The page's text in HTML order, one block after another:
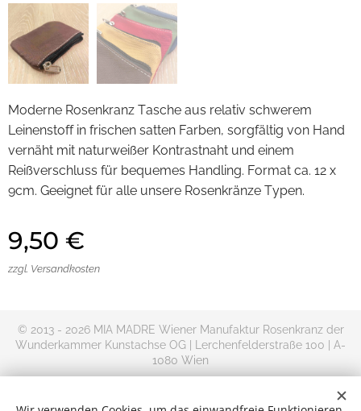
Moderne Rosenkranz Tasche aus relativ schwerem
Leinenstoff in frischen satten Farben, sorgfältig von Hand
vernäht mit naturweißer Kontrastnaht und einem
Reißverschluss für bequemes Handling. Format ca. 12 x
9cm. Geeignet für alle unsere Rosenkränze Typen.
9,50 €
zzgl. Versandkosten
© 2013 - 2026 MIA MADRE Wiener Manufaktur Rosenkranz der
Wunderkammer Kunstachse OG | Lerchenfelderstraße 100 | A-
1080 Wien
Rosenkranz kaufen im Online Shop | Versand Deutschland,